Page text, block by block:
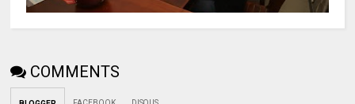
COMMENTS